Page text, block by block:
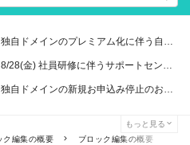
【重要】独自ドメインのプレミアム化に伴う自動更新に関するお知らせ
【重要】8/28(金) 社員研修に伴うサポートセンター休業のお知らせ
【再開】独自ドメインの新規お申込み停止のお知らせ
もっと見る
ク編集の概要 ブロック編集の概要